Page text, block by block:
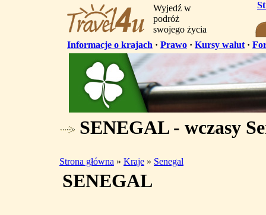
Wyjedź w
podróż
swojego życia
Informacje o krajach · Prawo · Kursy walut ·
SENEGAL - wczasy
Strona główna » Kraje » Senegal
SENEGAL